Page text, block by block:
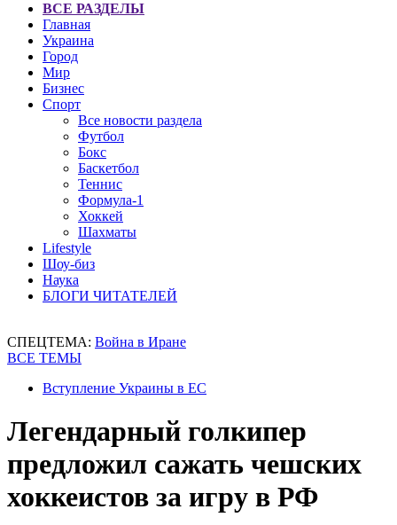
ВСЕ РАЗДЕЛЫ
Главная
Украина
Город
Мир
Бизнес
Спорт
Все новости раздела
Футбол
Бокс
Баскетбол
Теннис
Формула-1
Хоккей
Шахматы
Lifestyle
Шоу-биз
Наука
БЛОГИ ЧИТАТЕЛЕЙ
СПЕЦТЕМА: Война в Иране
ВСЕ ТЕМЫ
Вступление Украины в ЕС
Легендарный голкипер
предложил сажать чешских
хоккеистов за игру в РФ